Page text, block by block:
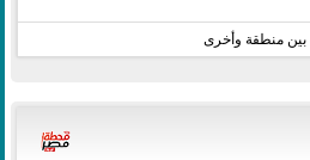
منطقة وأخرى